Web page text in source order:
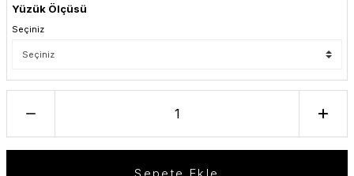
Yüzük Ölçüsü
Seçiniz